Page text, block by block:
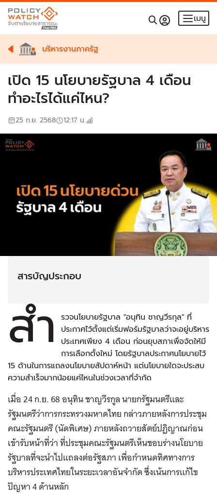
เมนู
บริหารงานภาครัฐ
เปิด 15 นโยบายรัฐบาล 4 เดือน
ทำอะไรได้แค่ไหน?
25 ก.ย. 2568 12:17 น.
สารบัญประกอบ
สำ
รวจนโยบายรัฐบาล "อนุทิน ชาญวีรกุล" ที่
ประกาศไว้ตั้งแต่เริ่มฟอร์มรัฐบาลว่าจะอยู่บริหาร
ประเทศเพียง 4 เดือน ก่อนยุบสภาเพื่อจัดให้มี
การเลือกตั้งใหม่ โดยรัฐบาลประกาศนโยบายไว้
15 ด้านในการแถลงนโยบายสัปดาห์หน้า แต่นโยบายใดจะประสบ
ความสำเร็จมากน้อยแค่ไหนในช่วงเวลาที่จำกัด
เมื่อ 24 ก.ย. 68 อนุทิน ชาญวีรกูล นายกรัฐมนตรีและ
รัฐมนตรีว่าการกระทรวงมหาดไทย กล่าวภายหลังการประชุม
คณะรัฐมนตรี (นัดพิเศษ) ภายหลังถวายสัตย์ปฏิญาณก่อน
เข้ารับหน้าที่ว่า ที่ประชุมคณะรัฐมนตรีเห็นชอบร่างนโยบาย
รัฐบาลที่จะนำไปแถลงต่อรัฐสภา เพื่อกำหนดทิศทางการ
บริหารประเทศไทยในระยะเวลาอันจำกัด ซึ่งเน้นการแก้ไข
ปัญหา 4 ด้านหลัก